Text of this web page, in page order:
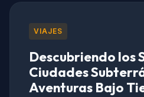
VIAJES
Descubriendo los
Ciudades
Aventuras Bajo